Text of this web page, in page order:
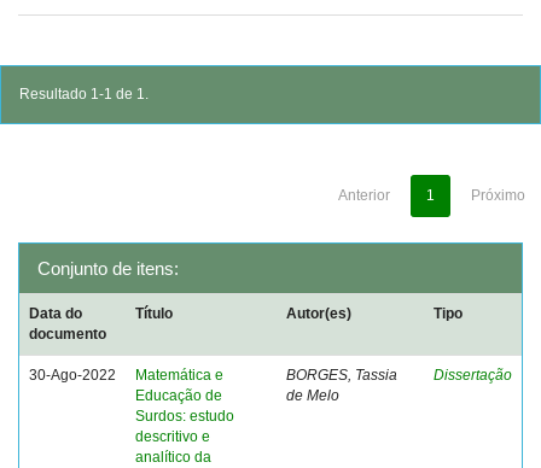
Resultado 1-1 de 1.
Anterior 1 Próximo
Conjunto de itens:
Data do
documento
Título Autor(es) Tipo
30-Ago-2022
Matemática e
Educação de
Surdos: estudo
descritivo e
analítico da
BORGES, Tassia
de Melo
Dissertação